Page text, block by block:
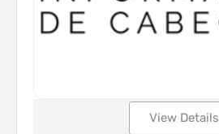
View Details